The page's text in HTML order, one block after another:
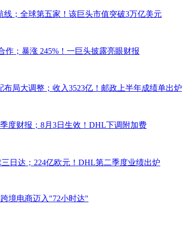
线；全球第五家！该巨头市值突破3万亿美元
作；暴涨 245%！一巨头披露亮眼财报
局大调整；收入3523亿！邮政上半年成绩单出炉
度财报；8月3日生效！DHL下调附加费
日达；224亿欧元！DHL第二季度业绩出炉
境电商迈入"72小时达"